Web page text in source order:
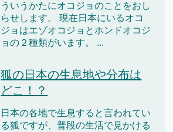
ういうかたにオコジョのことをおし
らせします。 現在日本にいるオコ
ジョはエゾオコジョとホンドオコジ
ョの２種類がいます。 ...
狐の日本の生息地や分布は
どこ！？
日本の各地で生息すると言われてい
る狐ですが、普段の生活で見かける